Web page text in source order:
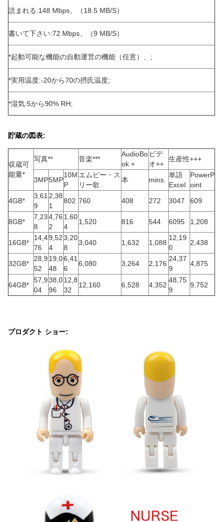
読まれる:148 Mbps、（18.5 MB/S）
書いて下さい:72 Mbps、（9 MB/S）
*起動可能な機能の自動運営の機能（任意）、;
*実用温度:-20から70の摂氏温度;
*湿気:5から90% RH;
貯蔵の図表:
収蔵可
能量*
写真** 音楽***
AudioBo
ok +
ビデ
オ++
生産性+++
3MP5MP
10M
P
エムピー・ス
リー歌
本 mins.
単語
Excel
PowerP
oint
4GB*
3,61
9
2,38
1
802 760 408 272 3047 609
8GB*
7,23
8
4,76
2
1,60
4
1,520 816 544 6095 1,208
16GB*
14,4
76
9,52
4
3,20
8
3,040 1,632 1,088
12,19
0
2,438
32GB*
28,9
52
19,0
48
6,41
6
6,080 3,264 2,176
24,37
9
4,875
64GB*
57,9
04
38,0
96
12,8
32
12,160 6,528 4,352
48,75
9
9,752
プロダクト ショー: